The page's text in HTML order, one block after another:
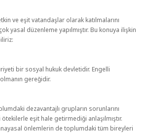
ve eşit vatandaşlar olarak katılmalarını
yasal düzenleme yapılmıştır. Bu konuya ilişkin
bir sosyal hukuk devletidir. Engelli
gereğidir.
dezavantajlı grupların sorunlarını
eşit hale getirmediği anlaşılmıştır.
önlemlerin de toplumdaki tüm bireyleri